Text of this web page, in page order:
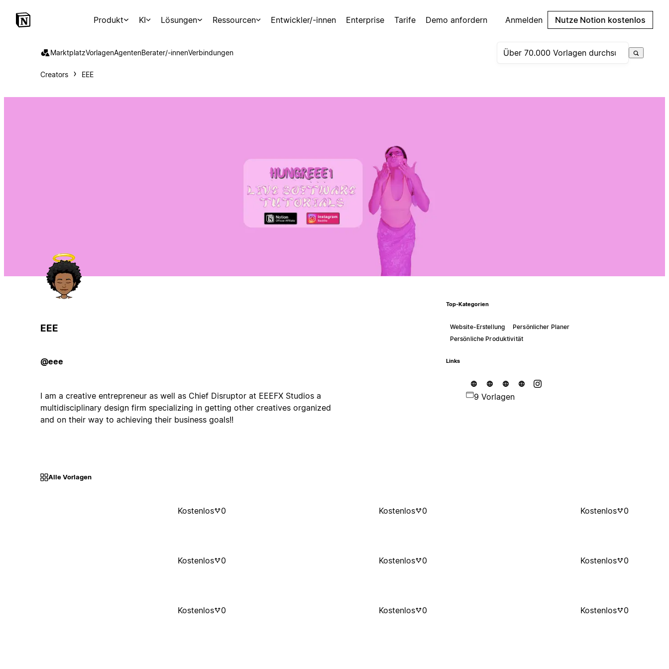
Produkt KI Lösungen Ressourcen Entwickler/-innen Enterprise Tarife Demo anfordern Anmelden Nutze Notion kostenlos
MarktplatzVorlagenAgentenBerater/-innenVerbindungen
Creators EEE
EEE
@eee
I am a creative entrepreneur as well as Chief Disruptor at EEEFX Studios a
multidisciplinary design firm specializing in getting other creatives organized
and on their way to achieving their business goals!!
Top-Kategorien
Website-Erstellung
Persönlicher Planer
Persönliche Produktivität
Links
9 Vorlagen
Alle Vorlagen
Kostenlos 0 Kostenlos 0 Kostenlos 0
Kostenlos 0 Kostenlos 0 Kostenlos 0
Kostenlos 0 Kostenlos 0 Kostenlos 0